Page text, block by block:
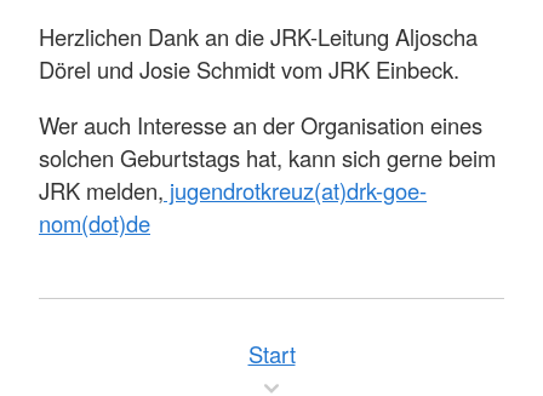
Herzlichen Dank an die JRK-Leitung Aljoscha
Dörel und Josie Schmidt vom JRK Einbeck.
Wer auch Interesse an der Organisation eines
solchen Geburtstags hat, kann sich gerne beim
JRK melden, jugendrotkreuz(at)drk-goe-
nom(dot)de
Start